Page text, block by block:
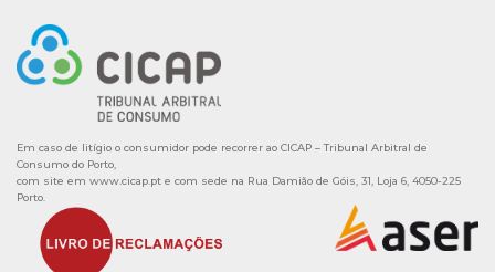
Em caso de litígio o consumidor pode recorrer ao CICAP – Tribunal Arbitral de
Consumo do Porto,
com site em www.cicap.pt e com sede na Rua Damião de Góis, 31, Loja 6, 4050-225
Porto.